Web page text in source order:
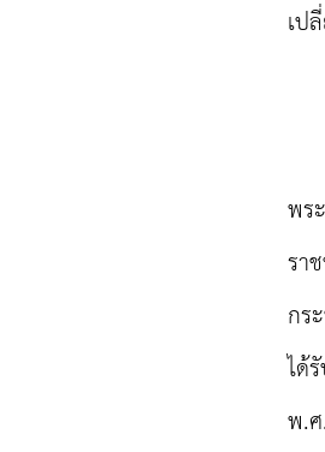
เป
พร
รา
กร
ได้
พ.